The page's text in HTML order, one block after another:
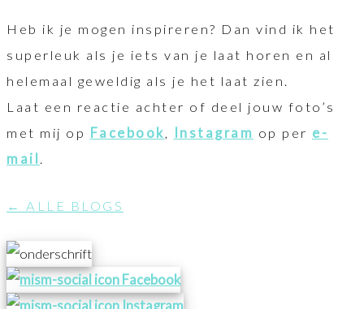
Heb ik je mogen inspireren? Dan vind ik het
superleuk als je iets van je laat horen en al
helemaal geweldig als je het laat zien.
Laat een reactie achter of deel jouw foto’s
met mij op
Facebook, Instagram op per e-
mail .
← ALLE BLOGS